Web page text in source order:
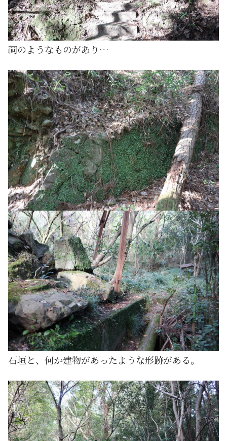
祠のようなものがあり…
石垣と、何か建物があったような形跡がある。